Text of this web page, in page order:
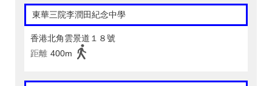
東華三院李潤田紀念中學
香港北角雲景道１８號
距離 400m